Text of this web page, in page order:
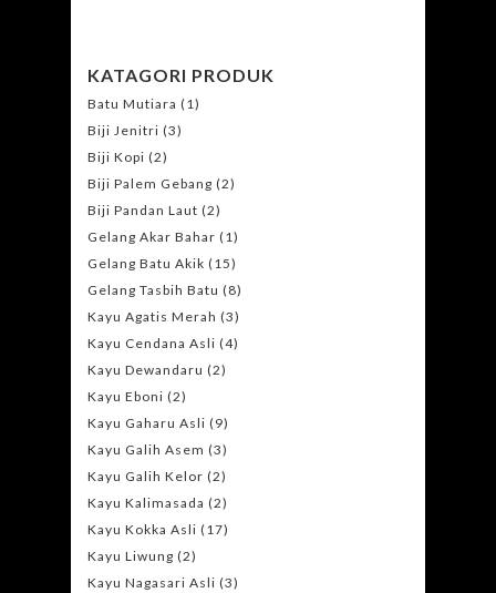
KATAGORI PRODUK
Batu Mutiara (1)
Biji Jenitri (3)
Biji Kopi (2)
Biji Palem Gebang (2)
Biji Pandan Laut (2)
Gelang Akar Bahar (1)
Gelang Batu Akik (15)
Gelang Tasbih Batu (8)
Kayu Agatis Merah (3)
Kayu Cendana Asli (4)
Kayu Dewandaru (2)
Kayu Eboni (2)
Kayu Gaharu Asli (9)
Kayu Galih Asem (3)
Kayu Galih Kelor (2)
Kayu Kalimasada (2)
Kayu Kokka Asli (17)
Kayu Liwung (2)
Kayu Nagasari Asli (3)